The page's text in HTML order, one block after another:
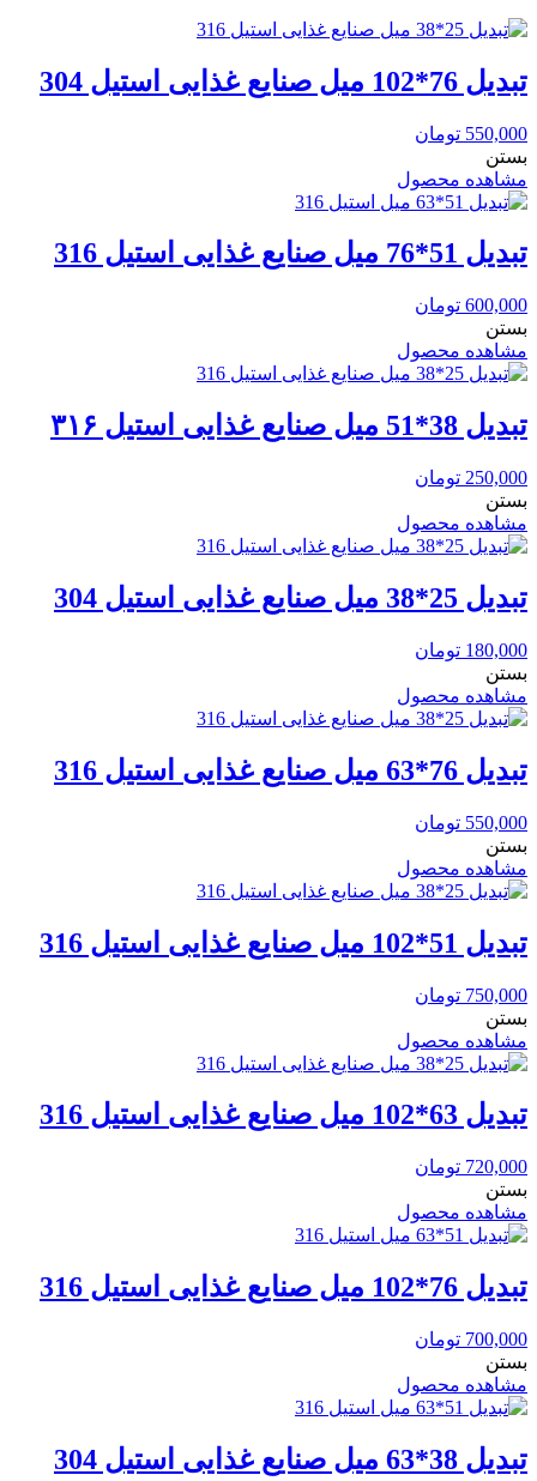
تبدیل 76*102 میل صنایع غذایی استیل 304
550,000 تومان
بستن
مشاهده محصول
تبدیل 51*76 میل صنایع غذایی استیل 316
600,000 تومان
بستن
مشاهده محصول
تبدیل 38*51 میل صنایع غذایی استیل ۳۱۶
250,000 تومان
بستن
مشاهده محصول
تبدیل 25*38 میل صنایع غذایی استیل 304
180,000 تومان
بستن
مشاهده محصول
تبدیل 76*63 میل صنایع غذایی استیل 316
550,000 تومان
بستن
مشاهده محصول
تبدیل 51*102 میل صنایع غذایی استیل 316
750,000 تومان
بستن
مشاهده محصول
تبدیل 63*102 میل صنایع غذایی استیل 316
720,000 تومان
بستن
مشاهده محصول
تبدیل 76*102 میل صنایع غذایی استیل 316
700,000 تومان
بستن
مشاهده محصول
تبدیل 38*63 میل صنایع غذایی استیل 304